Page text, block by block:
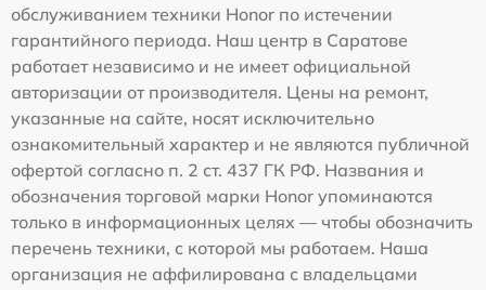
обслуживанием техники Honor по истечении
гарантийного периода. Наш центр в Саратове
работает независимо и не имеет официальной
авторизации от производителя. Цены на ремонт,
указанные на сайте, носят исключительно
ознакомительный характер и не являются публичной
офертой согласно п. 2 ст. 437 ГК РФ. Названия и
обозначения торговой марки Honor упоминаются
только в информационных целях — чтобы обозначить
перечень техники, с которой мы работаем. Наша
организация не аффилирована с владельцами